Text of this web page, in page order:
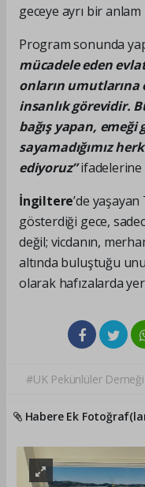
geceye ayrı bir anlam
Program sonunda
mücadele eden
onların
insanlık görevidir.
bağış yapan,
sayamadığımız
ediyoruz”ifadelerine
İngiltere’de
gösterdiği gece,
değil; vicdanın,
altında buluştuğu
olarak hafızalarda yer
#UK Pekünlüler Derneği
Habere Ek